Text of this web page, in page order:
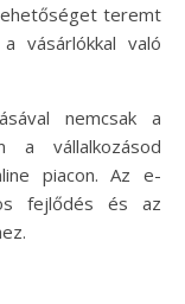
teremt
vásárlókkal való
nemcsak a
a vállalkozásod
piacon. Az e-
fejlődés és az